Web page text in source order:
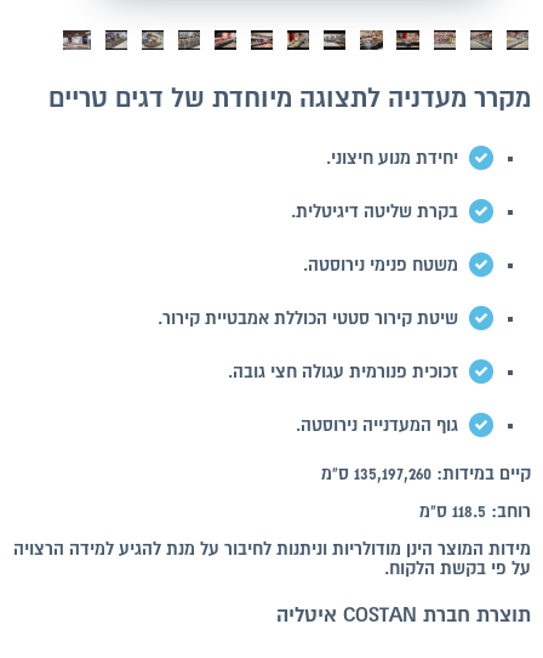
מקרר מעדניה לתצוגה מיוחדת של דגים טריים
יחידת מנוע חיצוני.
בקרת שליטה דיגיטלית.
משטח פנימי נירוסטה.
שיטת קירור סטטי הכוללת אמבטיית קירור.
זכוכית פנורמית עגולה חצי גובה.
גוף המעדנייה נירוסטה.
קיים במידות: 135,197,260 ס"מ
רוחב: 118.5 ס"מ
מידות המוצר הינן מודולריות וניתנות לחיבור על מנת להגיע למידה הרצויה
על פי בקשת הלקוח.
תוצרת חברת COSTAN איטליה